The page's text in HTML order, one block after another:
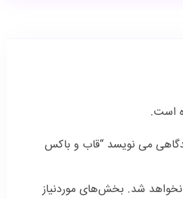
است.
می نویسد “قاب و باکس
نخواهد شد. بخش‌های موردنیاز